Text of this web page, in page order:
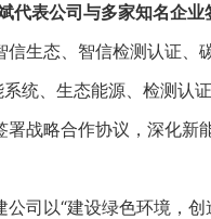
代表公司与多家知名企业
态、智信检测认证、
统、生态能源、检测认
战略合作协议，深化新
以“建设绿色环境，创